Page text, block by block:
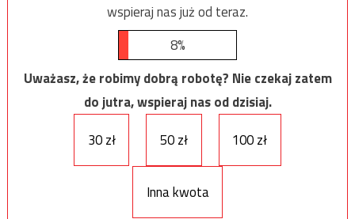
wspieraj nas już od teraz.
8%
Uważasz, że robimy dobrą robotę? Nie czekaj zatem
do jutra, wspieraj nas od dzisiaj.
30 zł
50 zł 100 zł
Inna kwota